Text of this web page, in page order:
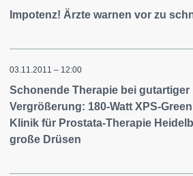
Impotenz! Ärzte warnen vor zu
03.11.2011 – 12:00
Schonende Therapie bei gutartiger
Vergrößerung: 180-Watt XPS-
Klinik für Prostata-Therapie
große Drüsen